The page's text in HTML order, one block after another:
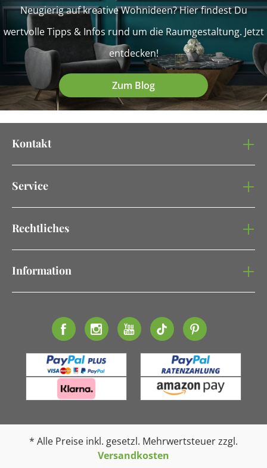
Neugierig auf kreative Wohnideen? Hier findest Du
wertvolle Tipps & Infos rund um die Raumgestaltung. Jetzt
entdecken!
Zum Blog
Kontakt
Service
Rechtliches
Information
* Alle Preise inkl. gesetzl. Mehrwertsteuer zzgl.
Versandkosten